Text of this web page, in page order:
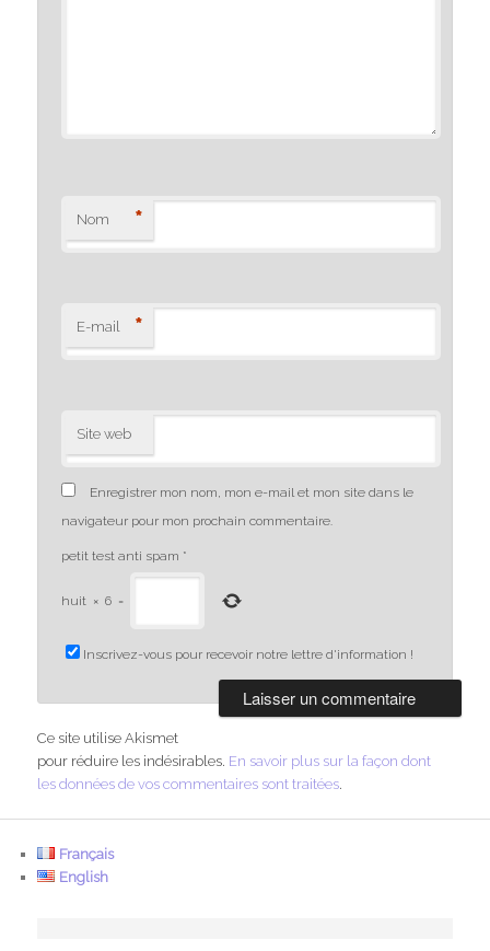
Nom *
E-mail *
Site web
Enregistrer mon nom, mon e-mail et mon site dans le
navigateur pour mon prochain commentaire.
petit test anti spam *
huit × 6 =
Inscrivez-vous pour recevoir notre lettre d'information !
Ce site utilise Akismet
pour réduire les indésirables. En savoir plus sur la façon dont
les données de vos commentaires sont traitées.
Français
English